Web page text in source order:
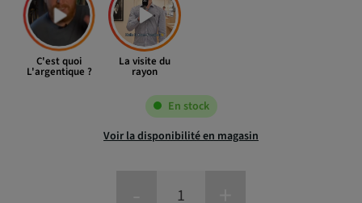
C'est quoi
L'argentique ?
La visite du
rayon
En stock
Voir la disponibilité en magasin